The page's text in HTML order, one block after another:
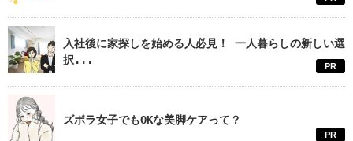
入社後に家探しを始める人必見！ 一人暮らしの新しい選
択...
PR
ズボラ女子でもOKな美脚ケアって？
PR